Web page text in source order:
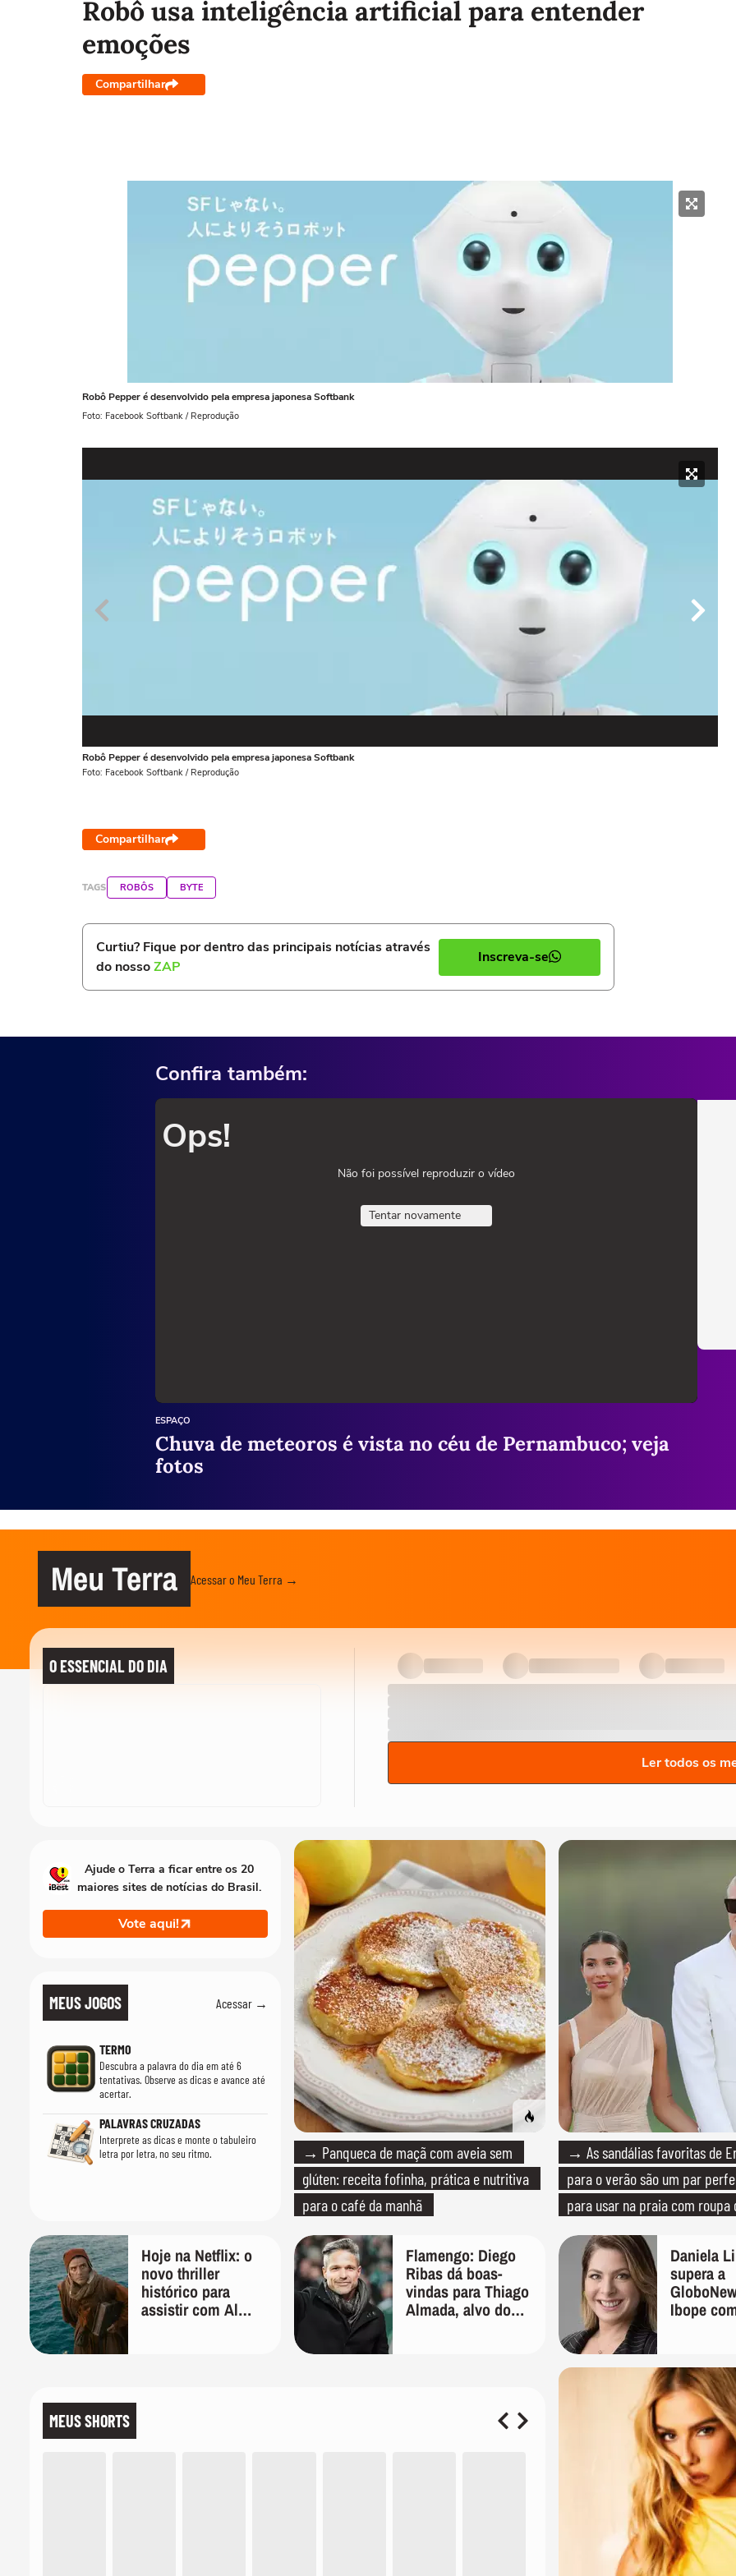
Robô usa inteligência artificial para entender
emoções
Compartilhar
Robô Pepper é desenvolvido pela empresa japonesa Softbank
Foto: Facebook Softbank / Reprodução
Robô Pepper é desenvolvido pela empresa japonesa Softbank
Foto: Facebook Softbank / Reprodução
Compartilhar
TAGS ROBÔS BYTE
Curtiu? Fique por dentro das principais notícias através
do nossoZAP
Inscreva-se
Confira também:
Ops!
Não foi possível reproduzir o vídeo
Tentar novamente
ESPAÇO
Chuva de meteoros é vista no céu de Pernambuco; veja
fotos
Meu Terra Acessar o Meu Terra →
O ESSENCIAL DO DIA
Ler todos os
MEUS JOGOS Acessar →
TERMO
Descubra a palavra do dia em até 6
tentativas. Observe as dicas e avance até
acertar.
PALAVRAS CRUZADAS
Interprete as dicas e monte o tabuleiro
letra por letra, no seu ritmo.
→ Panqueca de maçã com aveia sem
glúten: receita fofinha, prática e nutritiva
para o café da manhã
→ As sandálias favoritas de
para o verão são um par
para usar na praia com roupa
quanto em uma festa com
Hoje na Netflix: o
novo thriller
histórico para
assistir com Al
Flamengo: Diego
Ribas dá boas-
vindas para Thiago
Almada, alvo do
Daniela
supera a
Ibope
do canal
MEUS SHORTS
Ajude o Terra a ficar entre os 20
maiores sites de notícias do Brasil.
Vote aqui!